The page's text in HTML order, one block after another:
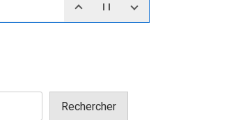
Rechercher